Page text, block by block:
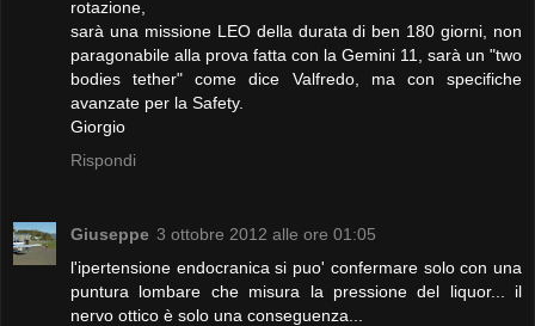
rotazione,
sarà una missione LEO della durata di ben 180 giorni, non
paragonabile alla prova fatta con la Gemini 11, sarà un "two
bodies tether" come dice Valfredo, ma con specifiche
avanzate per la Safety.
Giorgio
Rispondi
Giuseppe 3 ottobre 2012 alle ore 01:05
l'ipertensione endocranica si puo' confermare solo con una
puntura lombare che misura la pressione del liquor... il
nervo ottico è solo una conseguenza...